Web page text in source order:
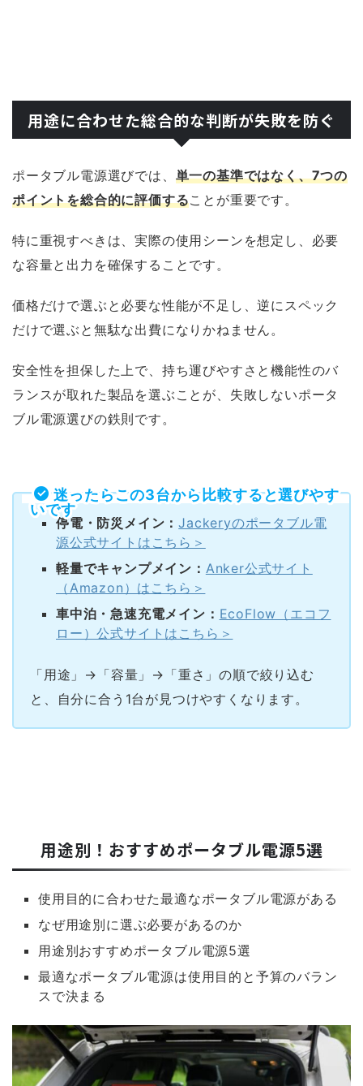
用途に合わせた総合的な判断が失敗を防ぐ
ポータブル電源選びでは、 単一の基準ではなく、7つの
ポイントを総合的に評価することが重要です。
特に重視すべきは、実際の使用シーンを想定し、必要
な容量と出力を確保することです。
価格だけで選ぶと必要な性能が不足し、逆にスペック
だけで選ぶと無駄な出費になりかねません。
安全性を担保した上で、持ち運びやすさと機能性のバ
ランスが取れた製品を選ぶことが、失敗しないポータ
ブル電源選びの鉄則です。
迷ったらこの3台から比較すると選びやす
いです
停電・防災メイン：Jackeryのポータブル電
源公式サイトはこちら＞
軽量でキャンプメイン： Anker公式サイト
（Amazon）はこちら＞
車中泊・急速充電メイン： EcoFlow（エコフ
ロー）公式サイトはこちら＞
「用途」→「容量」→「重さ」の順で絞り込む
と、自分に合う1台が見つけやすくなります。
用途別！おすすめポータブル電源5選
使用目的に合わせた最適なポータブル電源がある
なぜ用途別に選ぶ必要があるのか
用途別おすすめポータブル電源5選
最適なポータブル電源は使用目的と予算のバラン
スで決まる